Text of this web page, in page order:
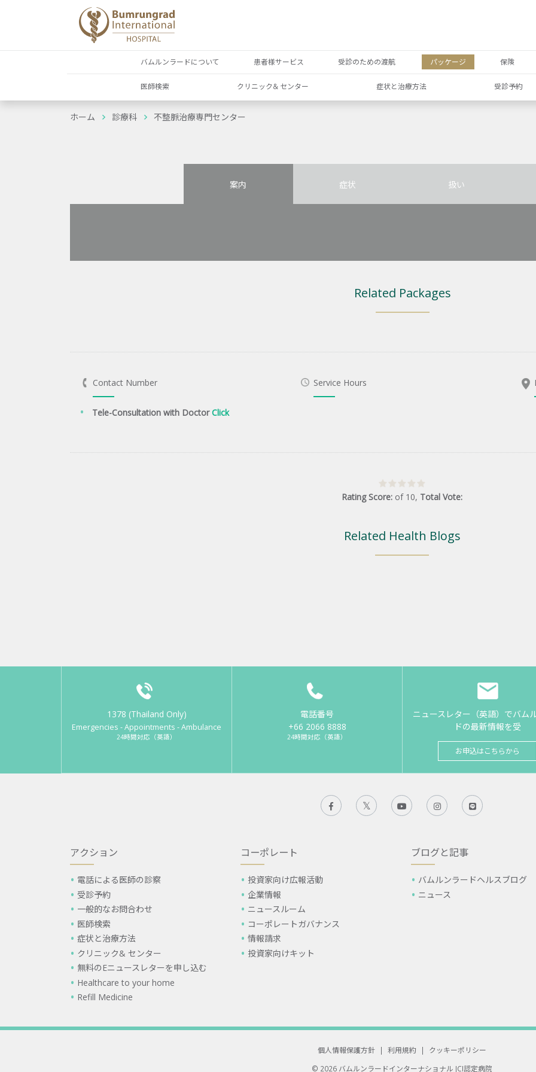
バムルンラードについて 患者様サービス 受診のための渡航 パッケージ 保険
医師検索 クリニック& センター 症状と治療方法 受診予約
ホーム 診療科 不整脈治療専門センター
案内 症状 扱い
Related Packages
Contact Number
Tele-Consultation with DoctorClick
Service Hours
Rating Score: of 10, Total Vote:
Related Health Blogs
1378 (Thailand Only)
Emergencies - Appointments - Ambulance
24時間対応（英語）
電話番号
+66 2066 8888
24時間対応（英語）
ニュースレター（英語）でバム
ドの最新情報を受
お申込はこちらから
アクション
電話による医師の診察
受診予約
一般的なお問合わせ
医師検索
症状と治療方法
クリニック& センター
無料のEニュースレターを申し込む
Healthcare to your home
Refill Medicine
コーポレート
投資家向け広報活動
企業情報
ニュースルーム
コーポレートガバナンス
情報請求
投資家向けキット
ブログと記事
バムルンラードヘルスブログ
ニュース
個人情報保護方針 | 利用規約 |
クッキーポリシー
© 2026 バムルンラードインターナショナル JCI認定病院